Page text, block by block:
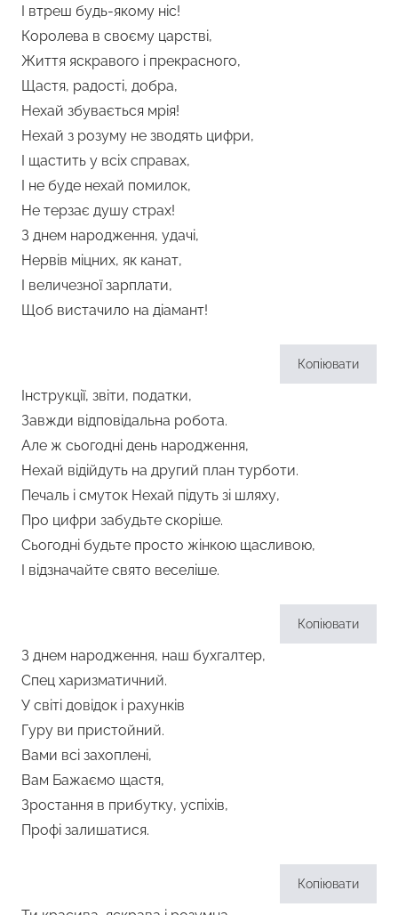
І втреш будь-якому ніс!
Королева в своєму царстві,
Життя яскравого і прекрасного,
Щастя, радості, добра,
Нехай збувається мрія!
Нехай з розуму не зводять цифри,
І щастить у всіх справах,
І не буде нехай помилок,
Не терзає душу страх!
З днем народження, удачі,
Нервів міцних, як канат,
І величезної зарплати,
Щоб вистачило на діамант!
Копіювати
Інструкції, звіти, податки,
Завжди відповідальна робота.
Але ж сьогодні день народження,
Нехай відійдуть на другий план турботи.
Печаль і смуток Нехай підуть зі шляху,
Про цифри забудьте скоріше.
Сьогодні будьте просто жінкою щасливою,
І відзначайте свято веселіше.
Копіювати
З днем народження, наш бухгалтер,
Спец харизматичний.
У світі довідок і рахунків
Гуру ви пристойний.
Вами всі захоплені,
Вам Бажаємо щастя,
Зростання в прибутку, успіхів,
Профі залишатися.
Копіювати